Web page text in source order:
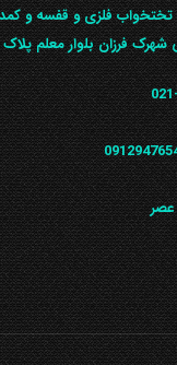
تختخواب فلزی و قفسه و
فرزان بلوار معلم پلاک ۳۷